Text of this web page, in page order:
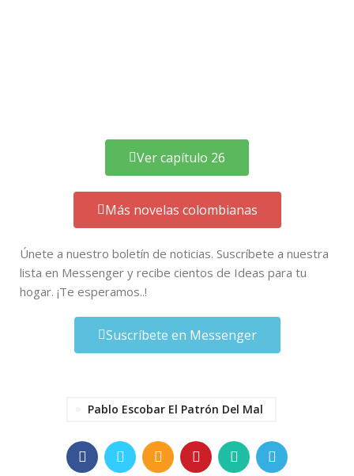
Ver capítulo 26
Más novelas colombianas
Únete a nuestro boletín de noticias. Suscríbete a nuestra
lista en Messenger y recibe cientos de Ideas para tu
hogar. ¡Te esperamos..!
Suscríbete en Messenger
Pablo Escobar El Patrón Del Mal